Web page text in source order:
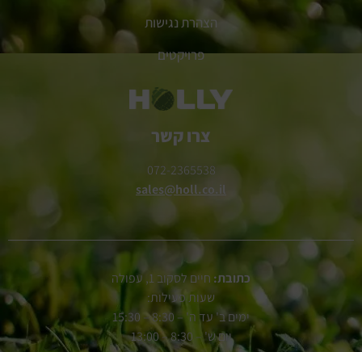
הצהרת נגישות
פרויקטים
צרו קשר
072-2365538
sales@holl.co.il
כתובת: חיים לסקוב 1, עפולה
שעות פעילות:
ימים ב' עד ה' – 8:30 – 15:30
יום ש' – 8:30 – 13:00